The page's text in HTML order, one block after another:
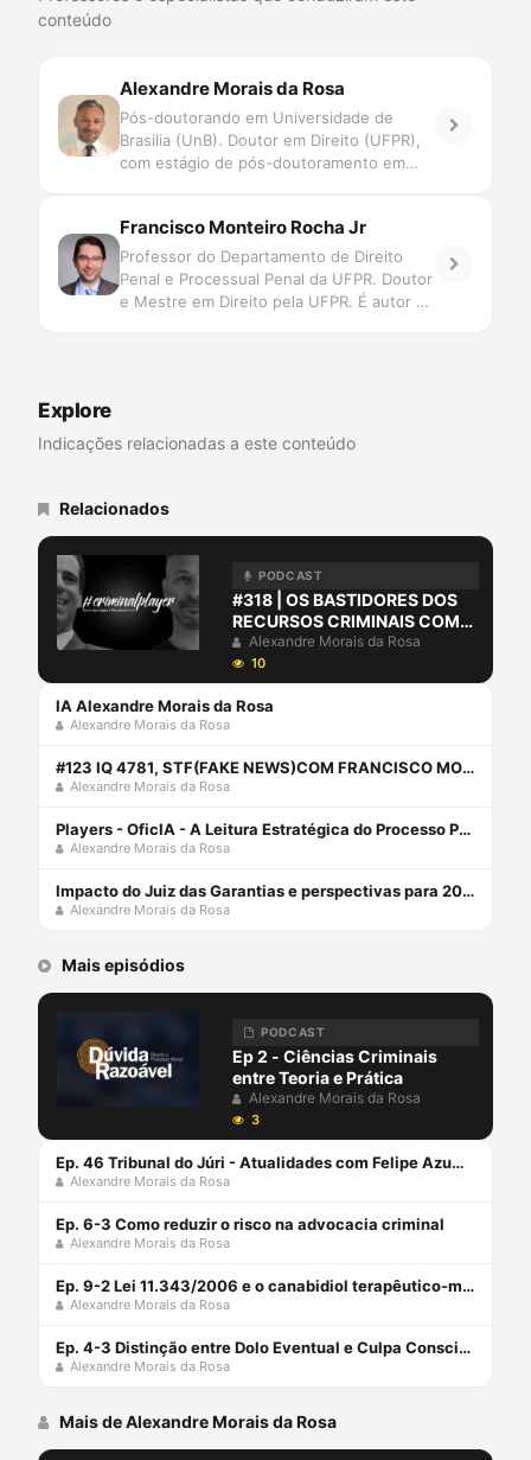
conteúdo
Alexandre Morais da Rosa
Pós-doutorando em Universidade de
Brasilia (UnB). Doutor em Direito (UFPR),
com estágio de pós-doutoramento em
Professor do Programa de Graduação,
Mestrado e Doutorado da UNIVALI. Juiz
de Direito do TJSC. Membro Honorário da
Associação Ibero Americana de Direito e
Coordena o Grupo de Pesquisa
SpinLawLab (CNPq UNIVALI)
Francisco Monteiro Rocha Jr
Professor do Departamento de Direito
Penal e Processual Penal da UFPR. Doutor
e Mestre em Direito pela UFPR. É autor de
Explore
Indicações relacionadas a este conteúdo
Relacionados
PODCAST
#318 | OS BASTIDORES DOS
RECURSOS CRIMINAIS COM
ALEXANDRE MORAIS DA
ROSA, FRANCISCO MONTEIRO
ROCHA JR., RAPHAEL BOLDT
E JONATHAN BARBOSA
Alexandre Morais da Rosa
10
IA Alexandre Morais da Rosa
Alexandre Morais da Rosa
#123 IQ 4781, STF(FAKE NEWS)COM FRANCISCO MONTEIRO ROCHA JR
Alexandre Morais da Rosa
Players - OficIA - A Leitura Estratégica do Processo Penal com Alexandre Morais da Rosa
Alexandre Morais da Rosa
Impacto do Juiz das Garantias e perspectivas para 2024 com Alexandre Morais da Rosa e Aury Lopes Jr
Alexandre Morais da Rosa
Mais episódios
PODCAST
Ep 2 - Ciências Criminais
entre Teoria e Prática
Alexandre Morais da Rosa
3
Ep. 46 Tribunal do Júri - Atualidades com Felipe Azuma, Francisco e Alexandre
Alexandre Morais da Rosa
Ep. 6-3 Como reduzir o risco na advocacia criminal
Alexandre Morais da Rosa
Ep. 9-2 Lei 11.343/2006 e o canabidiol terapêutico-medicinal
Alexandre Morais da Rosa
Ep. 4-3 Distinção entre Dolo Eventual e Culpa Consciente
Alexandre Morais da Rosa
Mais de Alexandre Morais da Rosa